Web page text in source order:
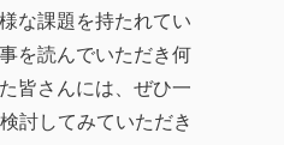
な課題を持たれてい
を読んでいただき何
皆さんには、ぜひ一
討してみていただき